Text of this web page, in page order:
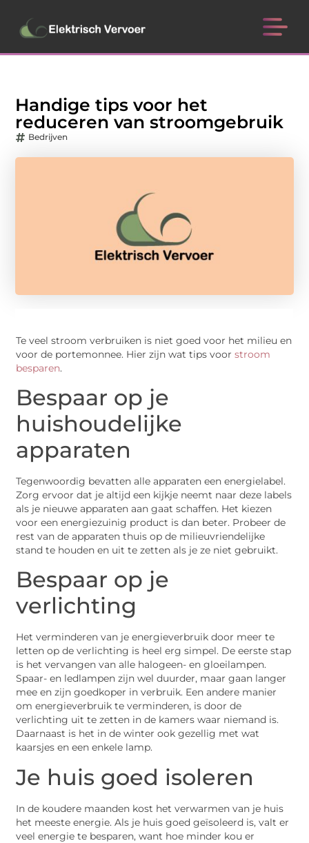
Handige tips voor het
reduceren van stroomgebruik
Bedrijven
Te veel stroom verbruiken is niet goed voor het milieu en
voor de portemonnee. Hier zijn wat tips voorstroom
besparen.
Bespaar op je
huishoudelijke
apparaten
Tegenwoordig bevatten alle apparaten een energielabel.
Zorg ervoor dat je altijd een kijkje neemt naar deze labels
als je nieuwe apparaten aan gaat schaffen. Het kiezen
voor een energiezuinig product is dan beter. Probeer de
rest van de apparaten thuis op de milieuvriendelijke
stand te houden en uit te zetten als je ze niet gebruikt.
Bespaar op je
verlichting
Het verminderen van je energieverbruik door meer te
letten op de verlichting is heel erg simpel. De eerste stap
is het vervangen van alle halogeen- en gloeilampen.
Spaar- en ledlampen zijn wel duurder, maar gaan langer
mee en zijn goedkoper in verbruik. Een andere manier
om energieverbruik te verminderen, is door de
verlichting uit te zetten in de kamers waar niemand is.
Daarnaast is het in de winter ook gezellig met wat
kaarsjes en een enkele lamp.
Je huis goed isoleren
In de koudere maanden kost het verwarmen van je huis
het meeste energie. Als je huis goed geïsoleerd is, valt er
veel energie te besparen, want hoe minder kou er